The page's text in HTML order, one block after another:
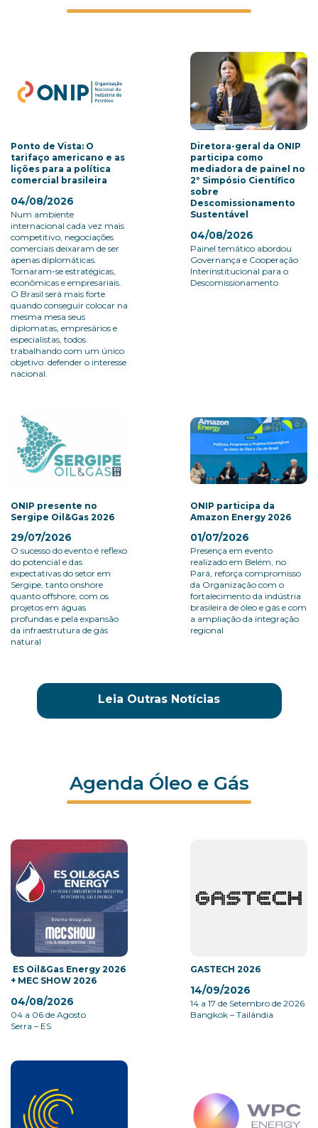
Ponto de Vista: O
tarifaço americano e as
lições para a política
comercial brasileira
04/08/2026
Num ambiente
internacional cada vez mais
competitivo, negociações
comerciais deixaram de ser
apenas diplomáticas.
Tornaram-se estratégicas,
econômicas e empresariais.
O Brasil será mais forte
quando conseguir colocar na
mesma mesa seus
diplomatas, empresários e
especialistas, todos
trabalhando com um único
objetivo: defender o interesse
nacional.
Diretora-geral da ONIP
participa como
mediadora de painel no
2º Simpósio Científico
sobre
Descomissionamento
Sustentável
04/08/2026
Painel temático abordou
Governança e Cooperação
Interinstitucional para o
Descomissionamento
ONIP presente no
Sergipe Oil&Gas 2026
29/07/2026
O sucesso do evento é reflexo
do potencial e das
expectativas do setor em
Sergipe, tanto onshore
quanto offshore, com os
projetos em águas
profundas e pela expansão
da infraestrutura de gás
natural
ONIP participa da
Amazon Energy 2026
01/07/2026
Presença em evento
realizado em Belém, no
Pará, reforça compromisso
da Organização com o
fortalecimento da indústria
brasileira de óleo e gás e com
a ampliação da integração
regional
Leia Outras Notícias
Agenda Óleo e Gás
ES Oil&Gas Energy 2026
+ MEC SHOW 2026
04/08/2026
04 a 06 de Agosto
Serra – ES
GASTECH 2026
14/09/2026
14 a 17 de Setembro de 2026
Bangkok – Tailândia